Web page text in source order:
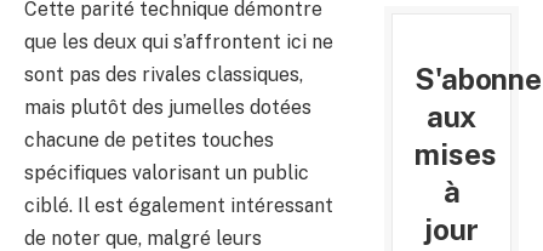
Cette parité technique démontre
que les deux qui s’affrontent ici ne
sont pas des rivales classiques,
mais plutôt des jumelles dotées
chacune de petites touches
spécifiques valorisant un public
ciblé. Il est également intéressant
de noter que, malgré leurs
aux
mises
à
jour